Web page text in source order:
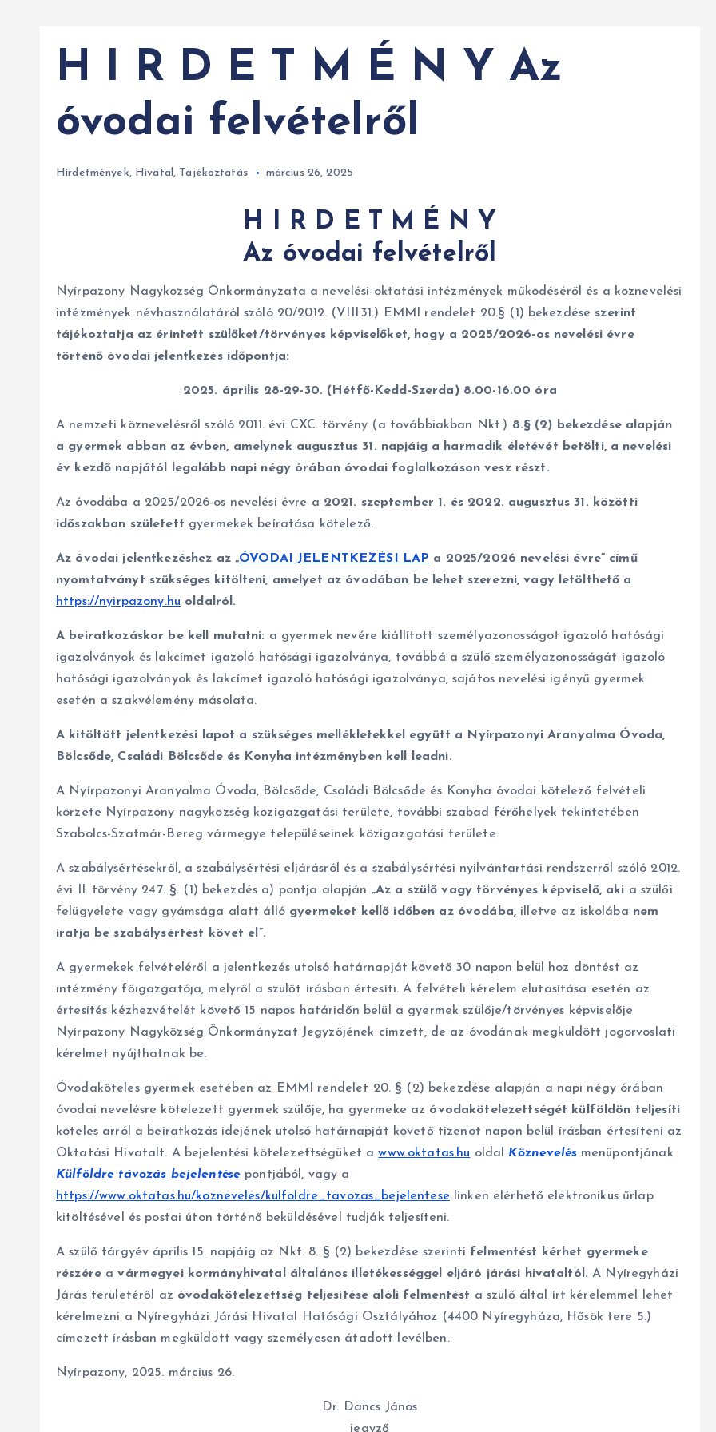
H I R D E T M É N Y Az
óvodai felvételről
Hirdetmények, Hivatal, Tájékoztatás március 26, 2025
H I R D E T M É N Y
Az óvodai felvételről
Nyírpazony Nagyközség Önkormányzata a nevelési-oktatási intézmények működéséről és a köznevelési
intézmények névhasználatáról szóló 20/2012. (VIII.31.) EMMI rendelet 20.§ (1) bekezdése szerint
tájékoztatja az érintett szülőket/törvényes képviselőket, hogy a 2025/2026-os nevelési évre
történő óvodai jelentkezés időpontja:
2025. április 28-29-30. (Hétfő-Kedd-Szerda) 8.00-16.00 óra
A nemzeti köznevelésről szóló 2011. évi CXC. törvény (a továbbiakban Nkt.) 8.§ (2) bekezdése alapján
a gyermek abban az évben, amelynek augusztus 31. napjáig a harmadik életévét betölti, a nevelési
év kezdő napjától legalább napi négy órában óvodai foglalkozáson vesz részt.
Az óvodába a 2025/2026-os nevelési évre a 2021. szeptember 1. és 2022. augusztus 31. közötti
időszakban született gyermekek beíratása kötelező.
Az óvodai jelentkezéshez az „ÓVODAI JELENTKEZÉSI LAP a 2025/2026 nevelési évre” című
nyomtatványt szükséges kitölteni, amelyet az óvodában be lehet szerezni, vagy letölthető a
https://nyirpazony.hu oldalról.
A beiratkozáskor be kell mutatni: a gyermek nevére kiállított személyazonosságot igazoló hatósági
igazolványok és lakcímet igazoló hatósági igazolványa, továbbá a szülő személyazonosságát igazoló
hatósági igazolványok és lakcímet igazoló hatósági igazolványa, sajátos nevelési igényű gyermek
esetén a szakvélemény másolata.
A kitöltött jelentkezési lapot a szükséges mellékletekkel együtt a Nyírpazonyi Aranyalma Óvoda,
Bölcsőde, Családi Bölcsőde és Konyha intézményben kell leadni.
A Nyírpazonyi Aranyalma Óvoda, Bölcsőde, Családi Bölcsőde és Konyha óvodai kötelező felvételi
körzete Nyírpazony nagyközség közigazgatási területe, további szabad férőhelyek tekintetében
Szabolcs-Szatmár-Bereg vármegye településeinek közigazgatási területe.
A szabálysértésekről, a szabálysértési eljárásról és a szabálysértési nyilvántartási rendszerről szóló 2012.
évi II. törvény 247. §. (1) bekezdés a) pontja alapján „Az a szülő vagy törvényes képviselő, aki a szülői
felügyelete vagy gyámsága alatt álló gyermeket kellő időben az óvodába, illetve az iskolába nem
íratja be szabálysértést követ el”.
A gyermekek felvételéről a jelentkezés utolsó határnapját követő 30 napon belül hoz döntést az
intézmény főigazgatója, melyről a szülőt írásban értesíti. A felvételi kérelem elutasítása esetén az
értesítés kézhezvételét követő 15 napos határidőn belül a gyermek szülője/törvényes képviselője
Nyírpazony Nagyközség Önkormányzat Jegyzőjének címzett, de az óvodának megküldött jogorvoslati
kérelmet nyújthatnak be.
Óvodaköteles gyermek esetében az EMMI rendelet 20. § (2) bekezdése alapján a napi négy órában
óvodai nevelésre kötelezett gyermek szülője, ha gyermeke az óvodakötelezettségét külföldön teljesíti
köteles arról a beiratkozás idejének utolsó határnapját követő tizenöt napon belül írásban értesíteni az
Oktatási Hivatalt. A bejelentési kötelezettségüket awww.oktatas.hu oldal Köznevelésmenüpontjának
Külföldre távozás bejelentése pontjából, vagy a
https://www.oktatas.hu/kozneveles/kulfoldre_tavozas_bejelentese linken elérhető elektronikus űrlap
kitöltésével és postai úton történő beküldésével tudják teljesíteni.
A szülő tárgyév április 15. napjáig az Nkt. 8. § (2) bekezdése szerinti felmentést kérhet gyermeke
részéreavármegyei kormányhivatal általános illetékességgel eljáró járási hivataltól. A Nyíregyházi
Járás területéről az óvodakötelezettség teljesítése alóli felmentést a szülő által írt kérelemmel lehet
kérelmezni a Nyíregyházi Járási Hivatal Hatósági Osztályához (4400 Nyíregyháza, Hősök tere 5.)
címezett írásban megküldött vagy személyesen átadott levélben.
Nyírpazony, 2025. március 26.
Dr. Dancs János
jegyző